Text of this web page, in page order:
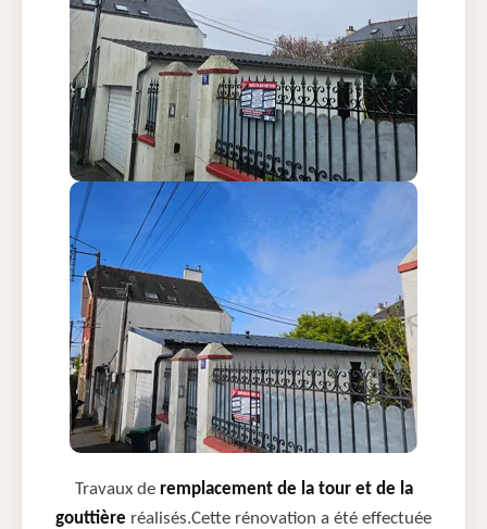
Travaux de remplacement de la tour et de la
gouttière réalisés.Cette rénovation a été effectuée